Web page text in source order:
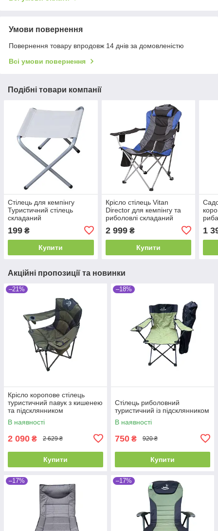
Умови повернення
Повернення товару впродовж 14 днів за домовленістю
Всі умови повернення
Подібні товари компанії
Стілець для кемпінгу
Туристичний стілець
складаний
199 ₴
Купити
Крісло стілець Vitan
Director для кемпінгу та
риболовлі складаний
2 999₴
Купити
1
Акційні пропозиції та новинки
–21%
Крісло коропове стілець
туристичний павук з кишенею
та підсклянником
В наявності
2 090 ₴ 2 629 ₴
Купити
–18%
Стілець риболовний
туристичний із підсклянником
В наявності
750 ₴ 920 ₴
Купити
–17% –17%